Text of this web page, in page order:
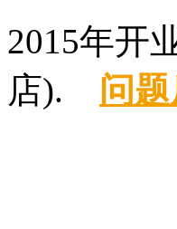
2015年开
店). 问